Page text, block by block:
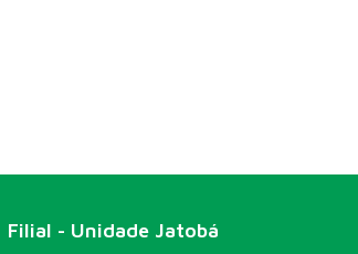
Filial - Unidade Jatobá